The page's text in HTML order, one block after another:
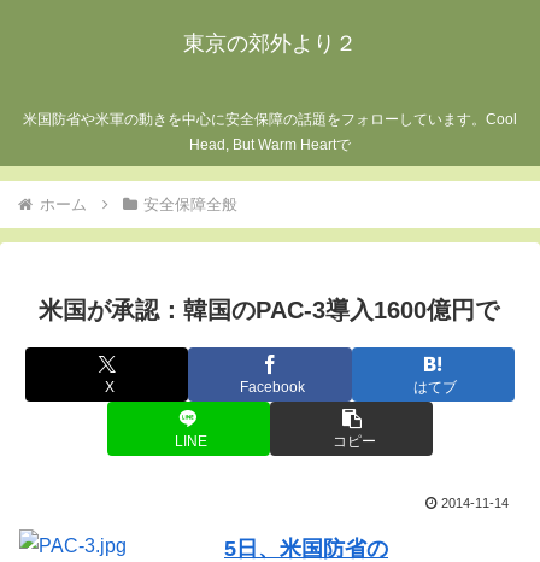
東京の郊外より２
米国防省や米軍の動きを中心に安全保障の話題をフォローしています。Cool
Head, But Warm Heartで
ホーム 安全保障全般
米国が承認：韓国のPAC-3導入1600億円で
X Facebook はてブ
LINE コピー
2014-11-14
5日、米国防省の